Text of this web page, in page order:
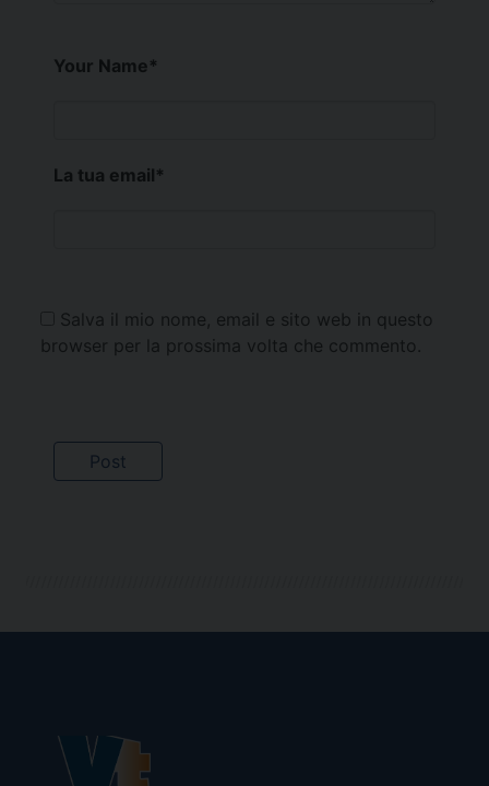
Your Name*
La tua email*
Salva il mio nome, email e sito web in questo
browser per la prossima volta che commento.